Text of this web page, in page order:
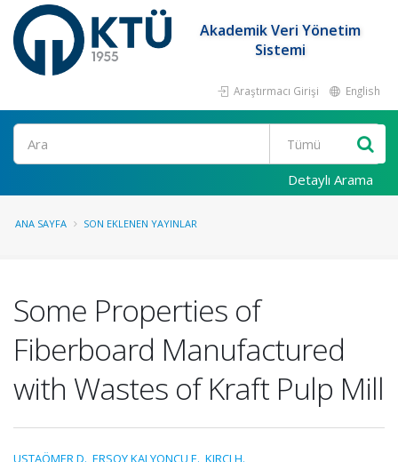
Akademik Veri Yönetim
Sistemi
Araştırmacı Girişi English
Ara
Detaylı Arama
ANA SAYFA SON EKLENEN YAYINLAR
Some Properties of
Fiberboard Manufactured
with Wastes of Kraft Pulp Mill
USTAÖMER D.,ERSOY KALYONCU E.,KIRCI H.